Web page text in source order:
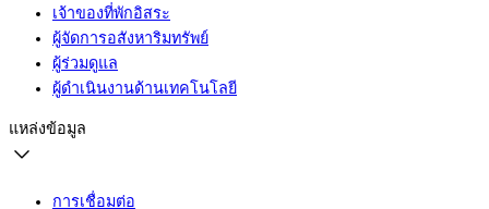
เจ้าของที่พักอิสระ
ผู้จัดการอสังหาริมทรัพย์
ผู้ร่วมดูแล
ผู้ดำเนินงานด้านเทคโนโลยี
แหล่งข้อมูล
การเชื่อมต่อ